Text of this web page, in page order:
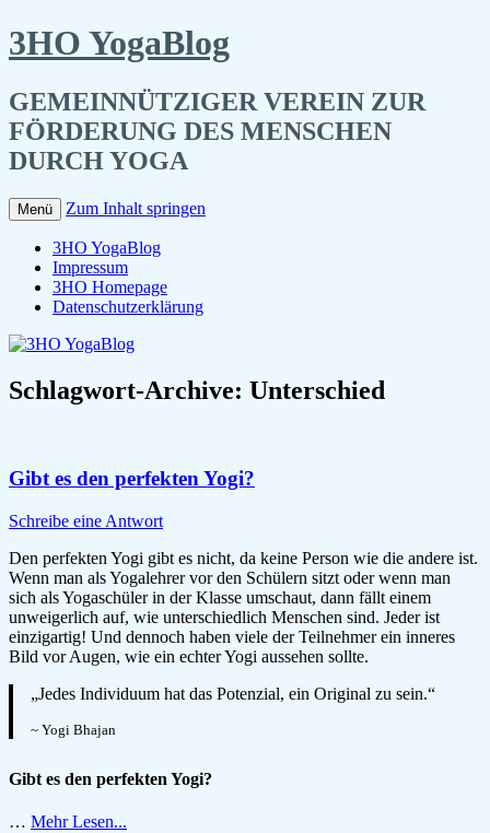
3HO YogaBlog
GEMEINNÜTZIGER VEREIN ZUR
FÖRDERUNG DES MENSCHEN
DURCH YOGA
Menü Zum Inhalt springen
3HO YogaBlog
Impressum
3HO Homepage
Datenschutzerklärung
Schlagwort-Archive: Unterschied
Gibt es den perfekten Yogi?
Schreibe eine Antwort
Den perfekten Yogi gibt es nicht, da keine Person wie die andere ist.
Wenn man als Yogalehrer vor den Schülern sitzt oder wenn man
sich als Yogaschüler in der Klasse umschaut, dann fällt einem
unweigerlich auf, wie unterschiedlich Menschen sind. Jeder ist
einzigartig! Und dennoch haben viele der Teilnehmer ein inneres
Bild vor Augen, wie ein echter Yogi aussehen sollte.
„Jedes Individuum hat das Potenzial, ein Original zu sein.“
~ Yogi Bhajan
Gibt es den perfekten Yogi?
… Mehr Lesen...